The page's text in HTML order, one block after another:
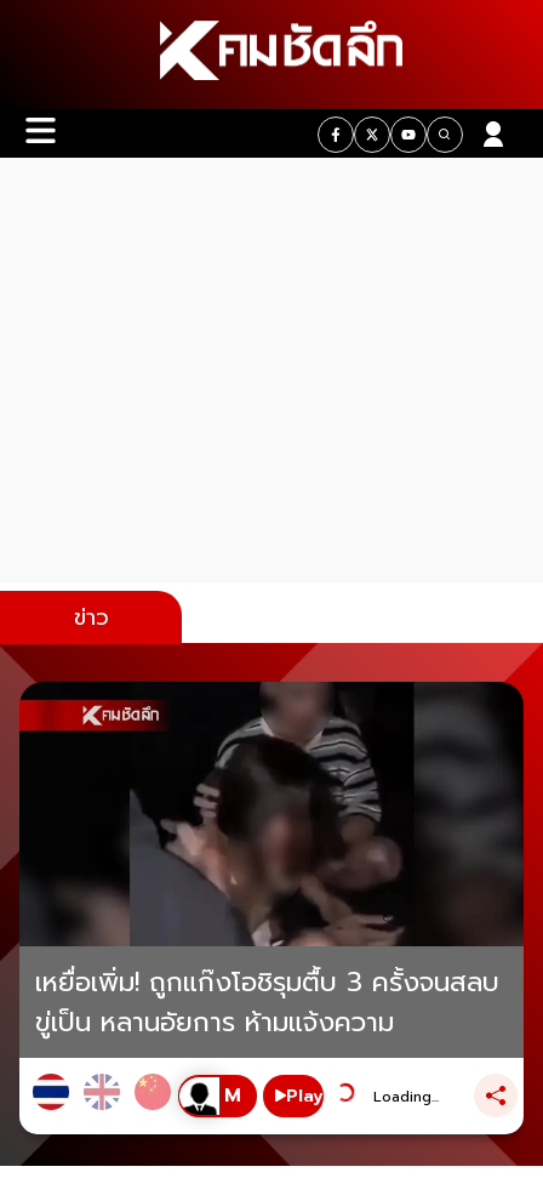
ข่าว
เหยื่อเพิ่ม! ถูกแก๊งโอชิรุมตื้บ 3 ครั้งจนสลบ
ขู่เป็น หลานอัยการ ห้ามแจ้งความ
Play Loading...